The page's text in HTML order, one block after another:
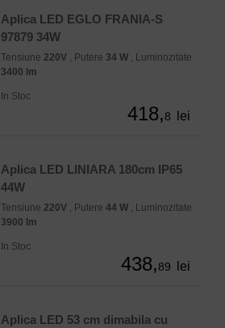
Aplica LED EGLO FRANIA-S
97879 34W
Tensiune 220V , Putere 34 W , Luminozitate
3400 lm
In Stoc
418,8 lei
Aplica LED LINIARA 180cm IP65
44W
Tensiune 220V , Putere 44 W , Luminozitate
3900 lm
In Stoc
438,89 lei
Aplica LED 53 cm dimabila cu